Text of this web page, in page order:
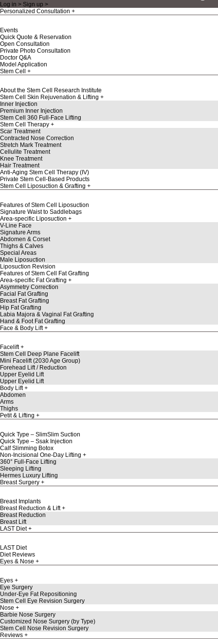
Log in > Sign up >
Personalized Consultation
Events
Quick Quote & Reservation
Open Consultation
Private Photo Consultation
Doctor Q&A
Model Application
Stem Cell
About the Stem Cell Research Institute
Stem Cell Skin Rejuvenation & Lifting
Inner Injection
Premium Inner Injection
Stem Cell 360 Full-Face Lifting
Stem Cell Therapy
Scar Treatment
Contracted Nose Correction
Stretch Mark Treatment
Cellulite Treatment
Knee Treatment
Hair Treatment
Anti-Aging Stem Cell Therapy (IV)
Private Stem Cell-Based Products
Stem Cell Liposuction & Grafting
Features of Stem Cell Liposuction
Signature Waist to Saddlebags
Area-specific Liposuction
V-Line Face
Signature Arms
Abdomen & Corset
Thighs & Calves
Special Areas
Male Liposuction
Liposuction Revision
Features of Stem Cell Fat Grafting
Area-specific Fat Grafting
Asymmetry Correction
Facial Fat Grafting
Breast Fat Grafting
Hip Fat Grafting
Labia Majora & Vaginal Fat Grafting
Hand & Foot Fat Grafting
Face & Body Lift
Facelift
Stem Cell Deep Plane Facelift
Mini Facelift (2030 Age Group)
Forehead Lift / Reduction
Upper Eyelid Lift
Upper Eyelid Lift
Body Lift
Abdomen
Arms
Thighs
Petit & Lifting
Quick Type – SlimSlim Suction
Quick Type – Ssak Injection
Calf Slimming Botox
Non-Incisional One-Day Lifting
360° Full-Face Lifting
Sleeping Lifting
Hermes Luxury Lifting
Breast Surgery
Breast Implants
Breast Reduction & Lift
Breast Reduction
Breast Lift
LAST Diet
LAST Diet
Diet Reviews
Eyes & Nose
Eyes
Eye Surgery
Under-Eye Fat Repositioning
Stem Cell Eye Revision Surgery
Nose
Barbie Nose Surgery
Customized Nose Surgery (by Type)
Stem Cell Nose Revision Surgery
Reviews